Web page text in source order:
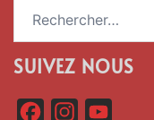
SUIVEZ NOUS